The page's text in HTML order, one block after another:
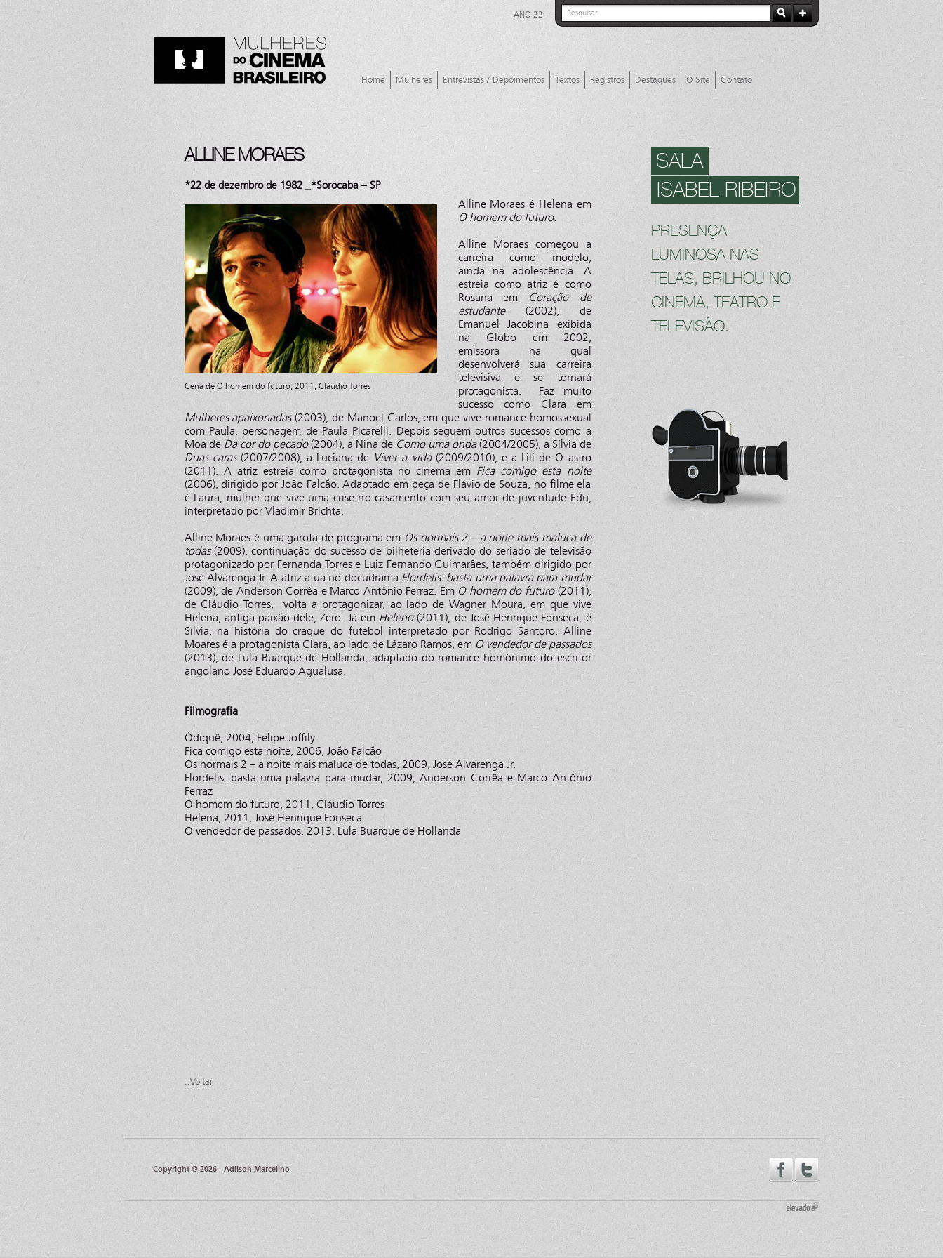
ANO 22
Home Mulheres Entrevistas / Depoimentos Textos Registros Destaques O Site Contato
ALLINE MORAES
*22 de dezembro de 1982 _*Sorocaba – SP
Cena de O homem do futuro, 2011, Cláudio Torres
Alline Moraes é Helena em
O homem do futuro.
Alline Moraes começou a
carreira como modelo,
ainda na adolescência. A
estreia como atriz é como
Rosana em Coração de
estudante(2002), de
Emanuel Jacobina exibida
na Globo em 2002,
emissora na qual
desenvolverá sua carreira
televisiva e se tornará
protagonista. Faz muito
sucesso como Clara em
Mulheres apaixonadas(2003), de Manoel Carlos, em que vive romance homossexual
com Paula, personagem de Paula Picarelli. Depois seguem outros sucessos como a
Moa de Da cor do pecado(2004), a Nina de Como uma onda(2004/2005), a Sílvia de
Duas caras(2007/2008), a Luciana de Viver a vida(2009/2010), e a Lili de O astro
(2011). A atriz estreia como protagonista no cinema emFica comigo esta noite
(2006), dirigido por João Falcão. Adaptado em peça de Flávio de Souza, no filme ela
é Laura, mulher que vive uma crise no casamento com seu amor de juventude Edu,
interpretado por Vladimir Brichta.
Alline Moraes é uma garota de programa em Os normais 2 – a noite mais maluca de
todas(2009), continuação do sucesso de bilheteria derivado do seriado de televisão
protagonizado por Fernanda Torres e Luiz Fernando Guimarães, também dirigido por
José Alvarenga Jr. A atriz atua no docudrama Flordelis: basta uma palavra para mudar
(2009), de Anderson Corrêa e Marco Antônio Ferraz. Em O homem do futuro(2011),
de Cláudio Torres, volta a protagonizar, ao lado de Wagner Moura, em que vive
Helena, antiga paixão dele, Zero. Já em Heleno(2011), de José Henrique Fonseca, é
Sílvia, na história do craque do futebol interpretado por Rodrigo Santoro. Alline
Moares é a protagonista Clara, ao lado de Lázaro Ramos, em O vendedor de passados
(2013), de Lula Buarque de Hollanda, adaptado do romance homônimo do escritor
angolano José Eduardo Agualusa.
Filmografia
Ódiquê, 2004, Felipe Joffily
Fica comigo esta noite, 2006, João Falcão
Os normais 2 – a noite mais maluca de todas, 2009, José Alvarenga Jr.
Flordelis: basta uma palavra para mudar, 2009, Anderson Corrêa e Marco Antônio
Ferraz
O homem do futuro, 2011, Cláudio Torres
Helena, 2011, José Henrique Fonseca
O vendedor de passados, 2013, Lula Buarque de Hollanda
::Voltar
SALA
ISABEL RIBEIRO
PRESENÇA
LUMINOSA NAS
TELAS, BRILHOU NO
CINEMA, TEATRO E
TELEVISÃO.
Copyright © 2026 - Adilson Marcelino